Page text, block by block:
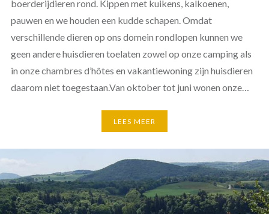
boerderijdieren rond. Kippen met kuikens, kalkoenen,
pauwen en we houden een kudde schapen. Omdat
verschillende dieren op ons domein rondlopen kunnen we
geen andere huisdieren toelaten zowel op onze camping als
in onze chambres d’hôtes en vakantiewoning zijn huisdieren
daarom niet toegestaan.Van oktober tot juni wonen onze…
LEES MEER